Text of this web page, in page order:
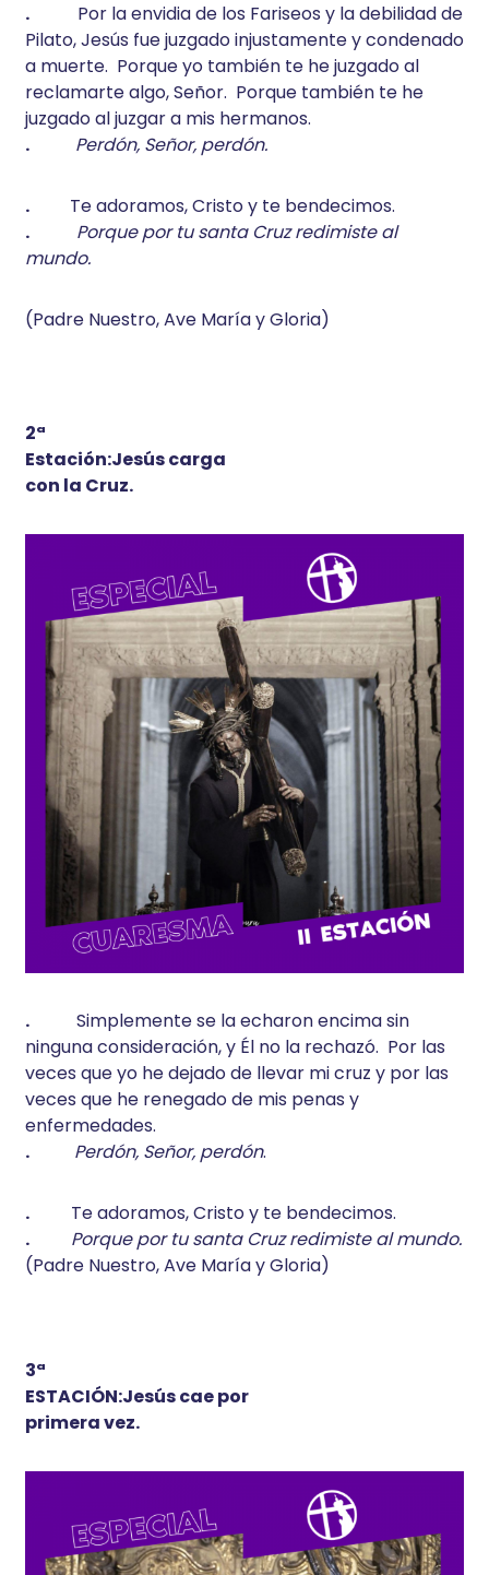
. Por la envidia de los Fariseos y la debilidad de
Pilato, Jesús fue juzgado injustamente y condenado
a muerte. Porque yo también te he juzgado al
reclamarte algo, Señor. Porque también te he
juzgado al juzgar a mis hermanos.
.
Perdón, Señor, perdón.
.
Te adoramos, Cristo y te bendecimos.
.
Porque por tu santa Cruz redimiste al
mundo.
(Padre Nuestro, Ave María y Gloria)
2ª
Estación:Jesús carga
con la Cruz.
.
Simplemente se la echaron encima sin
ninguna consideración, y Él no la rechazó. Por las
veces que yo he dejado de llevar mi cruz y por las
veces que he renegado de mis penas y
enfermedades.
.
Perdón, Señor, perdón.
.
Te adoramos, Cristo y te bendecimos.
.
Porque por tu santa Cruz redimiste al mundo.
(Padre Nuestro, Ave María y Gloria)
3ª
ESTACIÓN:Jesús cae por
primera vez.